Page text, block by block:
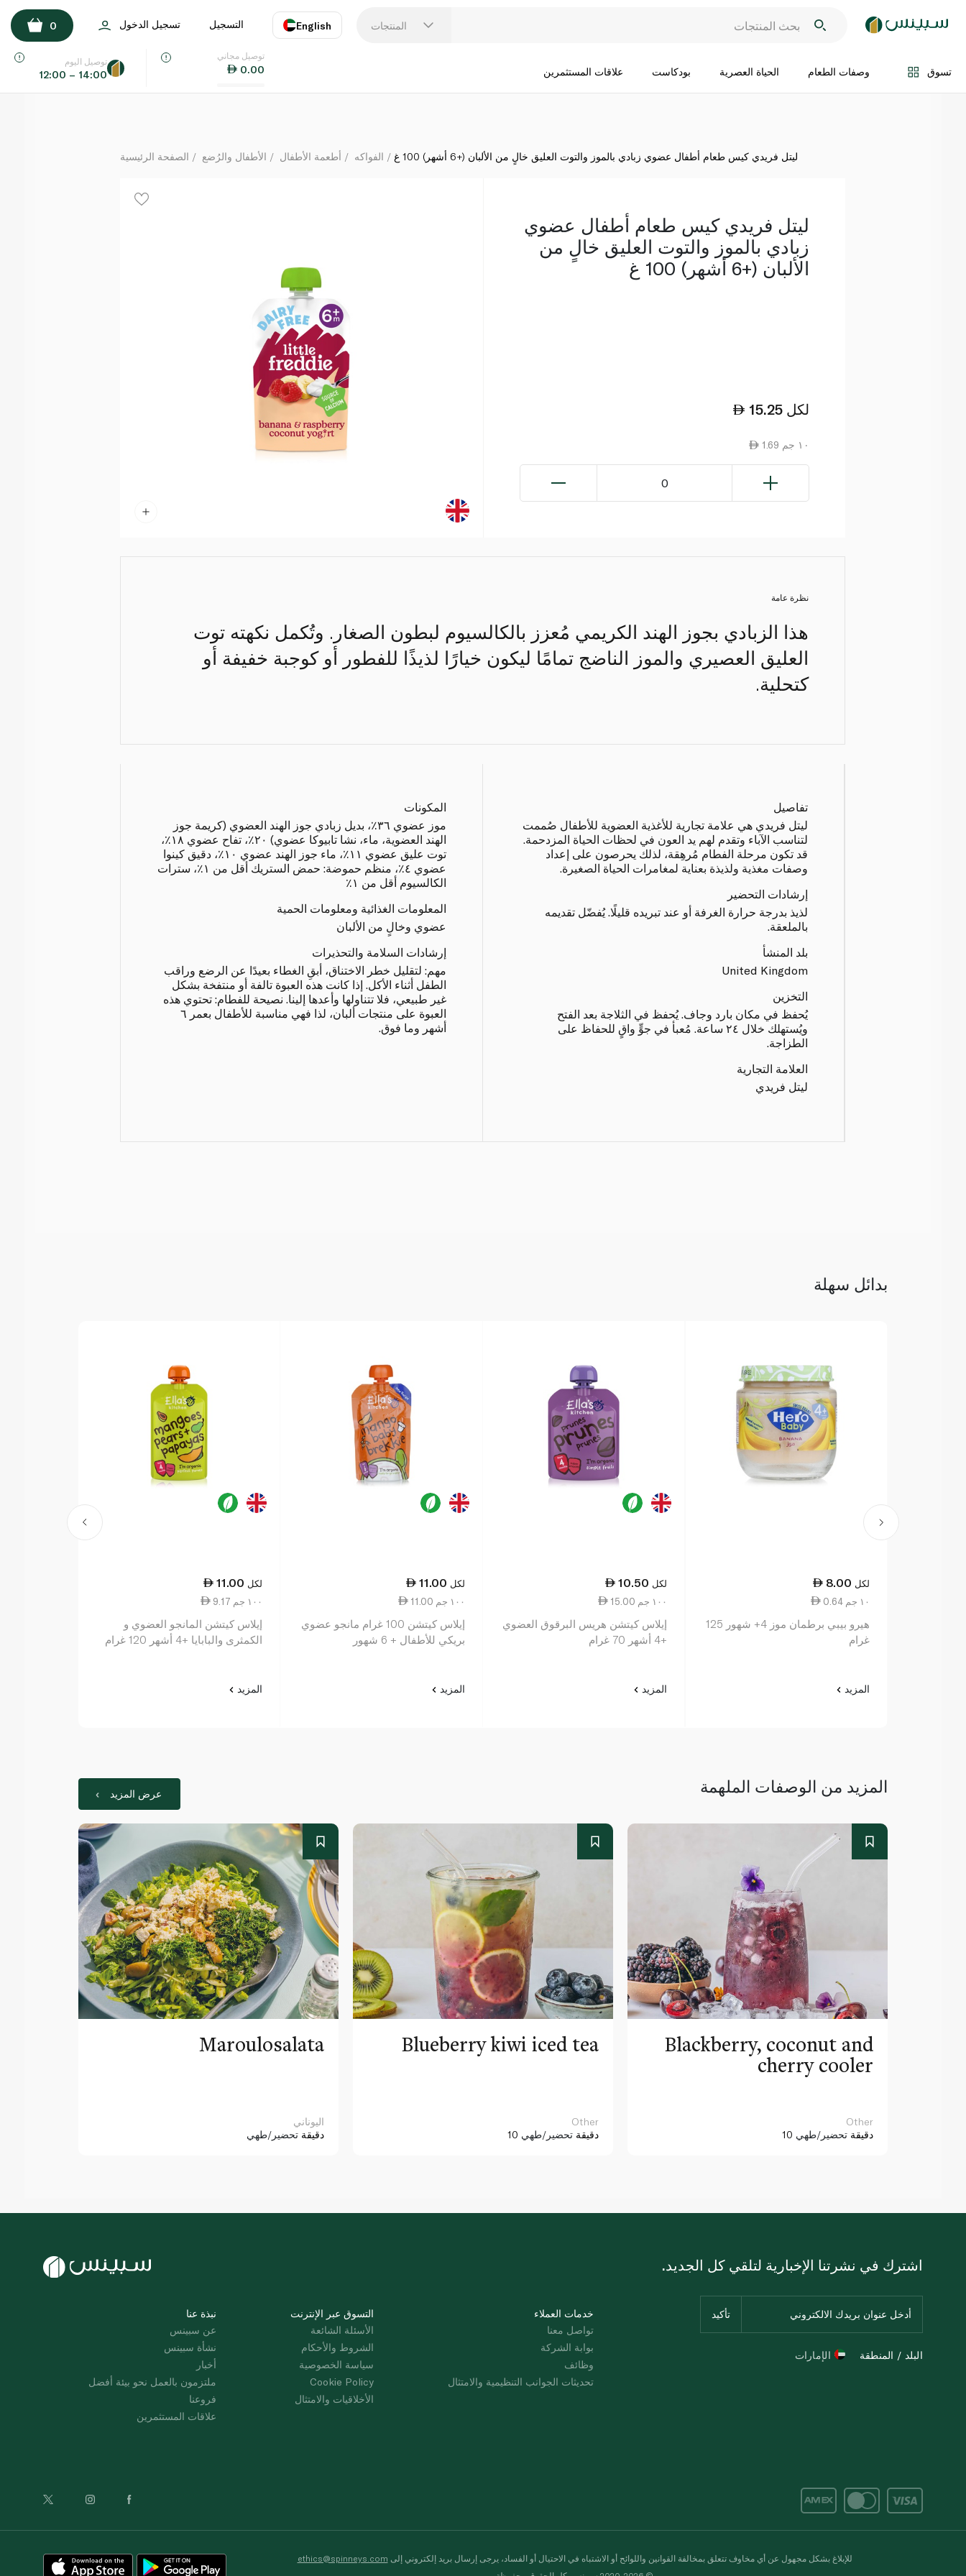
المنتجات English
اللغة
التسجيل تسجيل الدخول 0
تسوق وصفات الطعام الحياة العصرية بودكاست علاقات المستثمرين
توصيل مجاني
0.00
توصيل اليوم
12:00 – 14:00
ليتل فريدي كيس طعام أطفال عضوي زبادي بالموز والتوت العليق خالٍ من الألبان (+6 أشهر) 100 غ
اضف الى السلة
الصفحة الرئيسية الأطفال والرُضع أطعمة الأطفال الفواكه ليتل فريدي كيس طعام أطفال عضوي زبادي بالموز والتوت العليق خالٍ من الألبان (+6 أشهر) 100 غ
ليتل فريدي كيس طعام أطفال عضوي
زبادي بالموز والتوت العليق خالٍ من
الألبان (+6 أشهر) 100 غ
15.25 لكل
1.69 ١٠ جم
0
نظرة عامة
هذا الزبادي بجوز الهند الكريمي مُعزز بالكالسيوم لبطون الصغار. وتُكمل نكهته توت
العليق العصيري والموز الناضج تمامًا ليكون خيارًا لذيذًا للفطور أو كوجبة خفيفة أو
كتحلية.
تفاصيل
ليتل فريدي هي علامة تجارية للأغذية العضوية للأطفال صُممت
لتناسب الآباء وتقدم لهم يد العون في لحظات الحياة المزدحمة.
قد تكون مرحلة الفطام مُرهِقة، لذلك يحرصون على إعداد
وصفات مغذية ولذيذة بعناية لمغامرات الحياة الصغيرة.
إرشادات التحضير
لذيذ بدرجة حرارة الغرفة أو عند تبريده قليلًا. يُفضّل تقديمه
بالملعقة.
بلد المنشأ
United Kingdom
التخزين
يُحفظ في مكان بارد وجاف. يُحفظ في الثلاجة بعد الفتح
ويُستهلك خلال ٢٤ ساعة. مُعبأ في جوٍّ واقٍ للحفاظ على
الطزاجة.
العلامة التجارية
ليتل فريدي
المكونات
موز عضوي ٣٦٪، بديل زبادي جوز الهند العضوي (كريمة جوز
الهند العضوية، ماء، نشا تابيوكا عضوي) ٢٠٪، تفاح عضوي ١٨٪،
توت عليق عضوي ١١٪، ماء جوز الهند عضوي ١٠٪، دقيق كينوا
عضوي ٤٪، منظم حموضة: حمض الستريك أقل من ١٪، سترات
الكالسيوم أقل من ١٪
المعلومات الغذائية ومعلومات الحمية
عضوي وخالٍ من الألبان
إرشادات السلامة والتحذيرات
مهم: لتقليل خطر الاختناق، أبقِ الغطاء بعيدًا عن الرضع وراقب
الطفل أثناء الأكل. إذا كانت هذه العبوة تالفة أو منتفخة بشكل
غير طبيعي، فلا تتناولها وأعدها إلينا. نصيحة للفطام: تحتوي هذه
العبوة على منتجات ألبان، لذا فهي مناسبة للأطفال بعمر ٦
أشهر وما فوق.
بدائل سهلة
8.00 لكل
0.64 ١٠ جم
هيرو بيبي برطمان موز 4+ شهور 125
غرام
المزيد
10.50 لكل
15.00 ١٠٠ جم
إيلاس كيتشن هريس البرقوق العضوي
+4 أشهر 70 غرام
المزيد
11.00 لكل
11.00 ١٠٠ جم
إيلاس كيتشن 100 غرام مانجو عضوي
بريكي للأطفال + 6 شهور
المزيد
11.00 لكل
9.17 ١٠٠ جم
إيلاس كيتشن المانجو العضوي و
الكمثرى والبابايا +4 أشهر 120 غرام
المزيد
المزيد من الوصفات الملهمة عرض المزيد
Maroulosalata
اليوناني
دقيقة تحضير/طهي
Blueberry kiwi iced tea
Other
10 دقيقة تحضير/طهي
Blackberry, coconut and
cherry cooler
Other
10 دقيقة تحضير/طهي
نبذة عنا
عن سبينس
نشأة سبينس
أخبار
ملتزمون بالعمل نحو بيئة أفضل
فروعنا
علاقات المستثمرين
التسوق عبر الإنترنت
الأسئلة الشائعة
الشروط والأحكام
سياسة الخصوصية
Cookie Policy
الأخلاقيات والامتثال
خدمات العملاء
تواصل معنا
بوابة الشركة
وظائف
تحديثات الجوانب التنظيمية والامتثال
اشترك في نشرتنا الإخبارية لتلقي كل الجديد.
البلد / المنطقة الإمارات
للإبلاغ بشكل مجهول عن أي مخاوف تتعلق بمخالفة القوانين واللوائح أو الاشتباه في الاحتيال أو الفساد، يرجى إرسال بريد إلكتروني إلى ethics@spinneys.com